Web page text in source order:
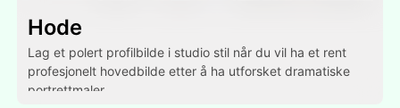
Hode
Lag et polert profilbilde i studio stil når du vil ha et rent
profesjonelt hovedbilde etter å ha utforsket dramatiske
portrettmaler.